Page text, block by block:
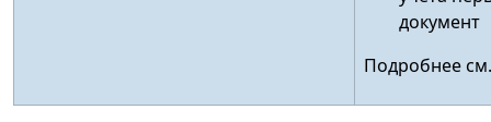
документ
Подробнее